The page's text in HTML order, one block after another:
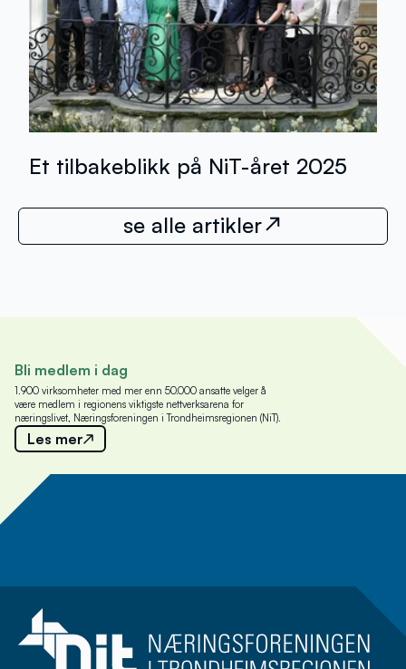
Et tilbakeblikk på NiT-året 2025
se alle artikler
Bli medlem i dag
1.900 virksomheter med mer enn 50.000 ansatte velger å
være medlem i regionens viktigste nettverksarena for
næringslivet, Næringsforeningen i Trondheimsregionen (NiT).
Les mer